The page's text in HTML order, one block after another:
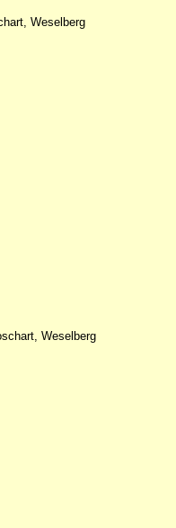
Weselberg
Weselberg